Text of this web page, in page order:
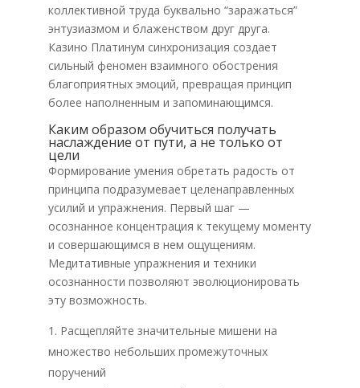
коллективной труда буквально “заражаться”
энтузиазмом и блаженством друг друга.
Казино Платинум синхронизация создает
сильный феномен взаимного обострения
благоприятных эмоций, превращая принцип
более наполненным и запоминающимся.
Каким образом обучиться получать
наслаждение от пути, а не только от
цели
Формирование умения обретать радость от
принципа подразумевает целенаправленных
усилий и упражнения. Первый шаг —
осознанное концентрация к текущему моменту
и совершающимся в нем ощущениям.
Медитативные упражнения и техники
осознанности позволяют эволюционировать
эту возможность.
Расщепляйте значительные мишени на
множество небольших промежуточных
поручений